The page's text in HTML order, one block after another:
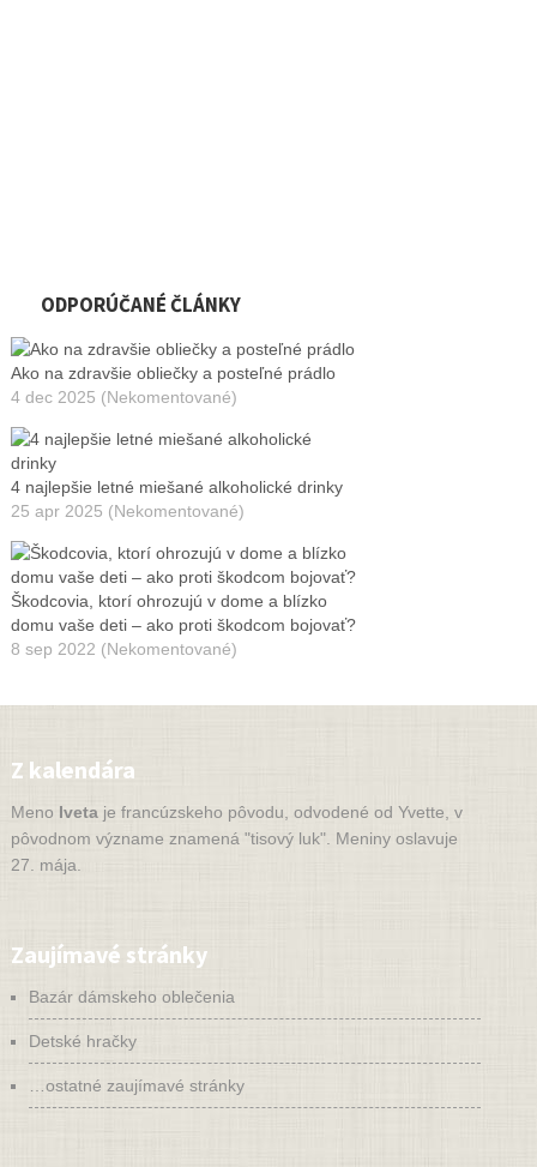
ODPORÚČANÉ ČLÁNKY
Ako na zdravšie obliečky a posteľné prádlo
4 dec 2025 (Nekomentované)
4 najlepšie letné miešané alkoholické drinky
25 apr 2025 (Nekomentované)
Škodcovia, ktorí ohrozujú v dome a blízko
domu vaše deti – ako proti škodcom bojovať?
8 sep 2022 (Nekomentované)
Z kalendára
Meno Ivetaje francúzskeho pôvodu, odvodené od Yvette, v
pôvodnom význame znamená "tisový luk". Meniny oslavuje
27. mája.
Zaujímavé stránky
Bazár dámskeho oblečenia
Detské hračky
…ostatné zaujímavé stránky